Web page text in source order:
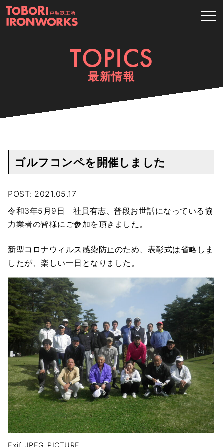
TOPICS
最新情報
ゴルフコンペを開催しました
POST: 2021.05.17
令和3年5月9日 社員有志、普段お世話になっている協
力業者の皆様にご参加を頂きました。
新型コロナウィルス感染防止のため、表彰式は省略しま
したが、楽しい一日となりました。
Exif_JPEG_PICTURE